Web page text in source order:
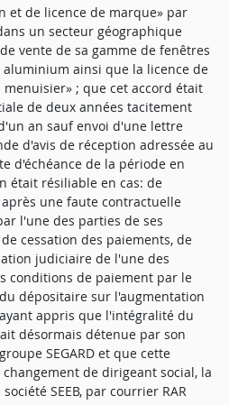
et de licence de marque» par
un secteur géographique
vente de sa gamme de fenêtres
aluminium ainsi que la licence de
; que cet accord était
de deux années tacitement
an sauf envoi d'une lettre
d'avis de réception adressée au
d'échéance de la période en
était résiliable en cas: de
une faute contractuelle
l'une des parties de ses
cessation des paiements, de
judiciaire de l'une des
conditions de paiement par le
dépositaire sur l'augmentation
appris que l'intégralité du
désormais détenue par son
SEGARD et que cette
de dirigeant social, la
SEEB, par courrier RAR